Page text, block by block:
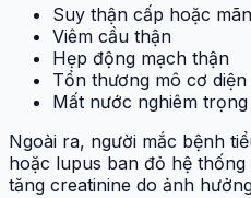
Suy thận cấp hoặc
Viêm cầu thận
Hẹp động mạch thận
Tổn thương mô cơ
Mất nước nghiêm trọng
Ngoài ra, người mắc bệnh
hoặc lupus ban đỏ hệ
tăng creatinine do ảnh